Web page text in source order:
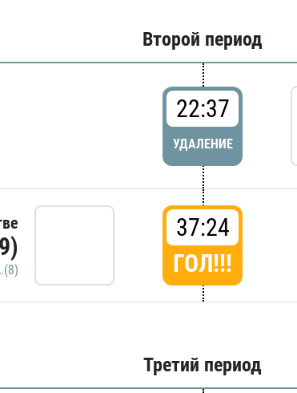
Второй период
22:37
УДАЛЕНИЕ
37:24
ГОЛ!!!
Третий период